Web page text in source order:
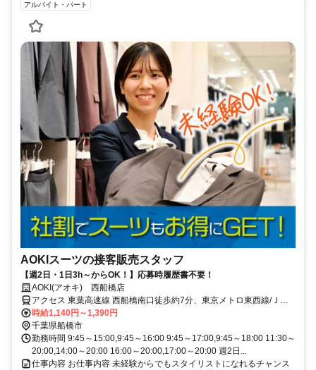
アルバイト・パート
AOKIスーツの接客販売スタッフ
【週2日・1日3h～からOK！】応募時履歴書不要！
AOKI(アオキ) 西船橋店
アクセス 東葉高速線 西船橋南口徒歩約7分、東京メトロ東西線/ＪＲ
中央本線 西船橋南口徒歩約7分、ＪＲ総武本線 西船橋南口徒歩約7分
JR・地下鉄各線「西船橋駅」より徒歩6分
時給1,140円～1,390円
千葉県船橋市
勤務時間 9:45～15:00,9:45～16:00 9:45～17:00,9:45～18:00 11:30～
20:00,14:00～20:00 16:00～20:00,17:00～20:00 週2日...
仕事内容 お仕事内容 未経験からでもスタイリストになれるチャンス